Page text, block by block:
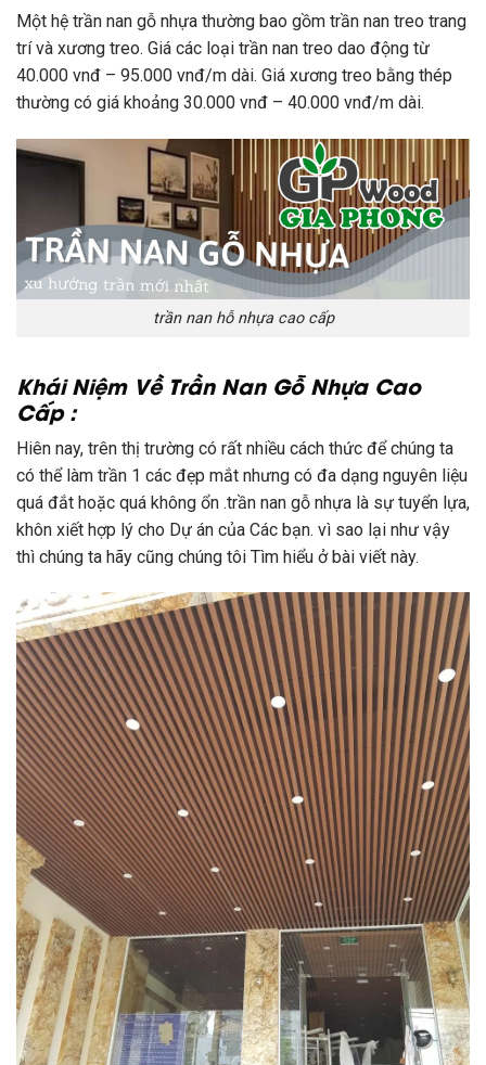
Một hệ trần nan gỗ nhựa thường bao gồm trần nan treo trang
trí và xương treo. Giá các loại trần nan treo dao động từ
40.000 vnđ – 95.000 vnđ/m dài. Giá xương treo bằng thép
thường có giá khoảng 30.000 vnđ – 40.000 vnđ/m dài.
trần nan hỗ nhựa cao cấp
Khái Niệm Về Trần Nan Gỗ Nhựa Cao
Cấp :
Hiên nay, trên thị trường có rất nhiều cách thức để chúng ta
có thể làm trần 1 các đẹp mắt nhưng có đa dạng nguyên liệu
quá đắt hoặc quá không ổn .trần nan gỗ nhựa là sự tuyển lựa,
khôn xiết hợp lý cho Dự án của Các bạn. vì sao lại như vậy
thì chúng ta hãy cũng chúng tôi Tìm hiểu ở bài viết này.